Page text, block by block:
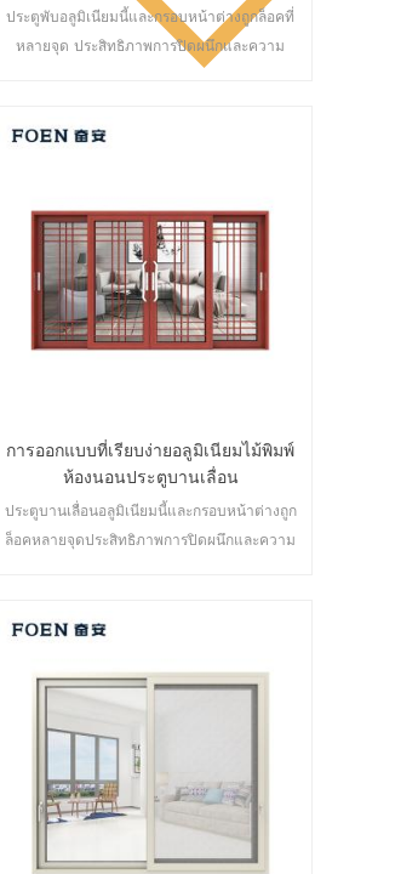
ประตูพับอลูมิเนียมนี้และกรอบหน้าต่างถูกล็อคที่
หลายจุด ประสิทธิภาพการปิดผนึกและความ
สถาปัตยกรรมที่แตกต่างกัน
การออกแบบที่เรียบง่ายอลูมิเนียมไม้พิมพ์
ห้องนอนประตูบานเลื่อน
ประตูบานเลื่อนอลูมิเนียมนี้และกรอบหน้าต่างถูก
ล็อคหลายจุดประสิทธิภาพการปิดผนึกและความ
สถาปัตยกรรมที่แตกต่างกัน